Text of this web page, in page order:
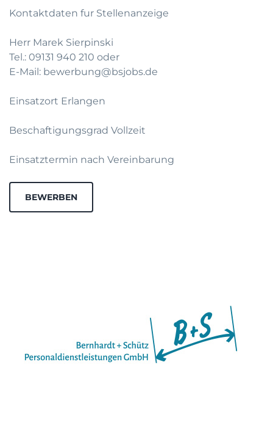
Kontaktdaten fur Stellenanzeige
Herr Marek Sierpinski
Tel.: 09131 940 210 oder
E-Mail: bewerbung@bsjobs.de
Einsatzort Erlangen
Beschaftigungsgrad Vollzeit
Einsatztermin nach Vereinbarung
BEWERBEN